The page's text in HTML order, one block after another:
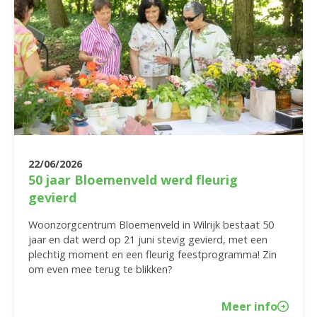
22/06/2026
50 jaar Bloemenveld werd fleurig
gevierd
Woonzorgcentrum Bloemenveld in Wilrijk bestaat 50
jaar en dat werd op 21 juni stevig gevierd, met een
plechtig moment en een fleurig feestprogramma! Zin
om even mee terug te blikken?
Meer info